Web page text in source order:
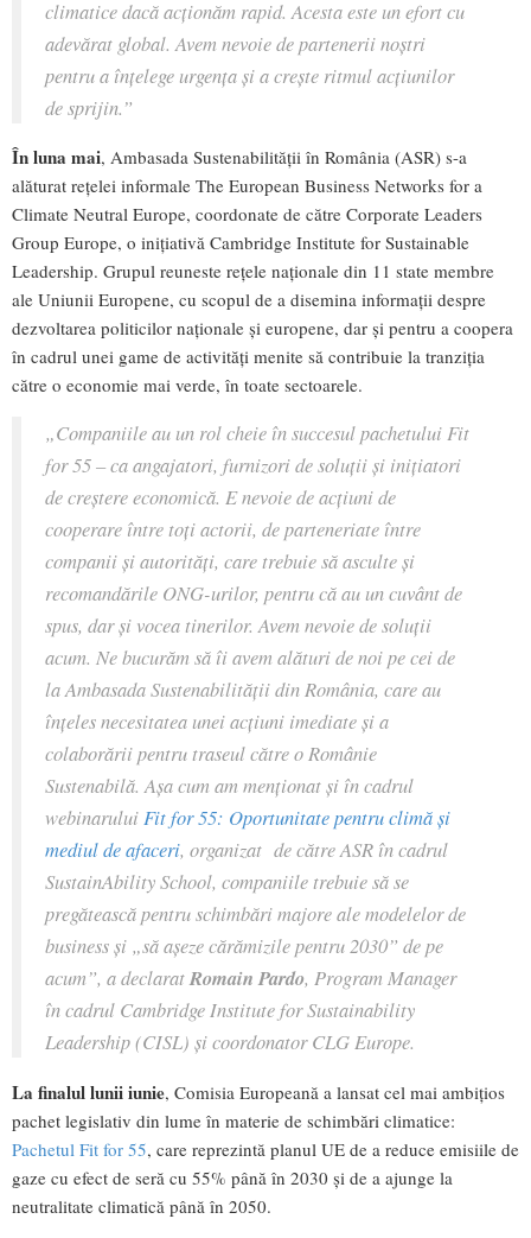
climatice dacă acționăm rapid. Acesta este un efort cu
adevărat global. Avem nevoie de partenerii noștri
pentru a înțelege urgența și a crește ritmul acțiunilor
de sprijin.”
În luna mai, Ambasada Sustenabilității în România (ASR) s-a
alăturat rețelei informale The European Business Networks for a
Climate Neutral Europe, coordonate de către Corporate Leaders
Group Europe, o inițiativă Cambridge Institute for Sustainable
Leadership. Grupul reuneste rețele naționale din 11 state membre
ale Uniunii Europene, cu scopul de a disemina informații despre
dezvoltarea politicilor naționale și europene, dar și pentru a coopera
în cadrul unei game de activități menite să contribuie la tranziția
către o economie mai verde, în toate sectoarele.
„Companiile au un rol cheie în succesul pachetului Fit
for 55 – ca angajatori, furnizori de soluții și inițiatori
de creștere economică. E nevoie de acțiuni de
cooperare între toți actorii, de parteneriate între
companii și autorități, care trebuie să asculte și
recomandările ONG-urilor, pentru că au un cuvânt de
spus, dar și vocea tinerilor. Avem nevoie de soluții
acum. Ne bucurăm să îi avem alături de noi pe cei de
la Ambasada Sustenabilității din România, care au
înțeles necesitatea unei acțiuni imediate și a
colaborării pentru traseul către o Românie
Sustenabilă. Așa cum am menționat și în cadrul
webinaruluiFit for 55: Oportunitate pentru climă și
mediul de afaceri, organizat de către ASR în cadrul
SustainAbility School, companiile trebuie să se
pregătească pentru schimbări majore ale modelelor de
business și „să așeze cărămizile pentru 2030” de pe
acum”, a declaratRomain Pardo, Program Manager
în cadrul Cambridge Institute for Sustainability
Leadership (CISL) și coordonator CLG Europe.
La finalul lunii iunie, Comisia Europeană a lansat cel mai ambițios
pachet legislativ din lume în materie de schimbări climatice:
Pachetul Fit for 55, care reprezintă planul UE de a reduce emisiile de
gaze cu efect de seră cu 55% până în 2030 și de a ajunge la
neutralitate climatică până în 2050.